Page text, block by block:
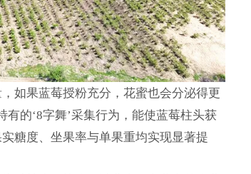
如果蓝莓授粉充分，花蜜也会分泌得更
的‘8字舞’采集行为，能使蓝莓柱头获
糖度、坐果率与单果重均实现显著提